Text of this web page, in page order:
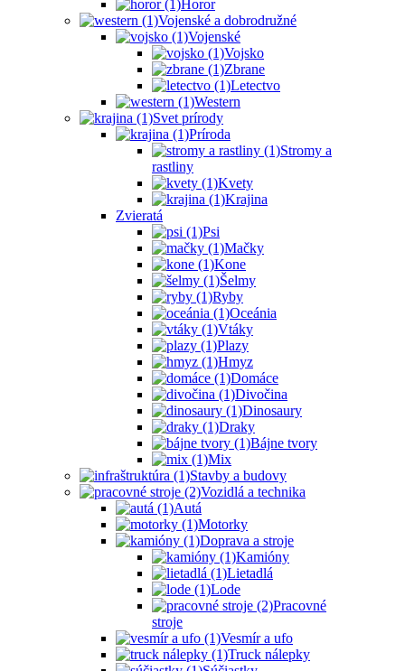
Horor
Vojenské a dobrodružné
Vojenské
Vojsko
Zbrane
Letectvo
Western
Svet prírody
Príroda
Stromy a
rastliny
Kvety
Krajina
Zvieratá
Psi
Mačky
Kone
Šelmy
Ryby
Oceánia
Vtáky
Plazy
Hmyz
Domáce
Divočina
Dinosaury
Draky
Bájne tvory
Mix
Stavby a budovy
Vozidlá a technika
Autá
Motorky
Doprava a stroje
Kamióny
Lietadlá
Lode
Pracovné
stroje
Vesmír a ufo
Truck nálepky